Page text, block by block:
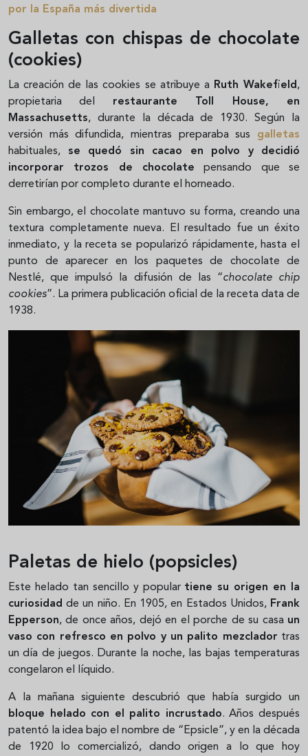
por la España más divertida
Galletas con chispas de chocolate
(cookies)
La creación de las cookies se atribuye a Ruth Wakefield,
propietaria del restaurante Toll House, en
Massachusetts, durante la década de 1930. Según la
versión más difundida, mientras preparaba sus galletas
habituales, se quedó sin cacao en polvo y decidió
incorporar trozos de chocolate pensando que se
derretirían por completo durante el horneado.
Sin embargo, el chocolate mantuvo su forma, creando una
textura completamente nueva. El resultado fue un éxito
inmediato, y la receta se popularizó rápidamente, hasta el
punto de aparecer en los paquetes de chocolate de
Nestlé, que impulsó la difusión de las “chocolate chip
cookies”. La primera publicación oficial de la receta data de
1938.
Paletas de hielo (popsicles)
Este helado tan sencillo y popular tiene su origen en la
curiosidad de un niño. En 1905, en Estados Unidos, Frank
Epperson, de once años, dejó en el porche de su casa un
vaso con refresco en polvo y un palito mezclador tras
un día de juegos. Durante la noche, las bajas temperaturas
congelaron el líquido.
A la mañana siguiente descubrió que había surgido un
bloque helado con el palito incrustado. Años después
patentó la idea bajo el nombre de “Epsicle”, y en la década
de 1920 lo comercializó, dando origen a lo que hoy